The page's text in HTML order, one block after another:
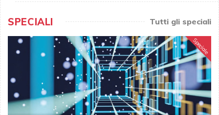
SPECIALI Tutti gli speciali
Speciale